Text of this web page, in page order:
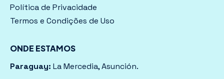
Política de Privacidade
Termos e Condições de Uso
ONDE ESTAMOS
Paraguay: La Mercedia, Asunción.